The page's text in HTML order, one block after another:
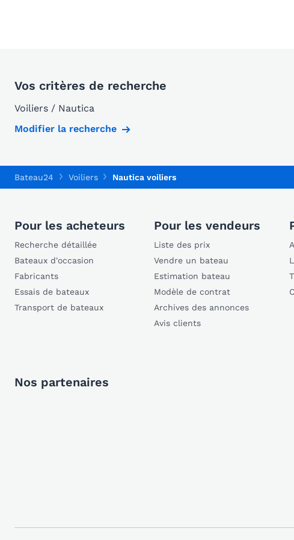
Vos critères de recherche
Voiliers / Nautica
Modifier la recherche
Bateau24 Voiliers Nautica voiliers
Pour les acheteurs
Recherche détaillée
Bateaux d'occasion
Fabricants
Essais de bateaux
Transport de bateaux
Pour les vendeurs
Liste des prix
Vendre un bateau
Estimation bateau
Modèle de contrat
Archives des annonces
Avis clients
Nos partenaires